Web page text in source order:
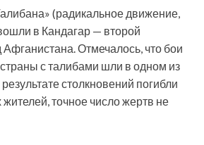
(радикальное движение,
в Кандагар — второй
Отмечалось, что бои
с талибами шли в одном из
столкновений погибли
точное число жертв не